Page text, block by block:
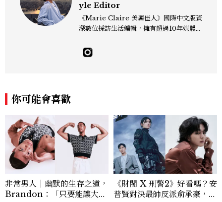
yle Editor
《Marie Claire 美麗佳人》國際中文版資
深數位採訪生活編輯，擁有超過10年媒體與
飯店、奢華旅宿、旅遊景點、航空等領域，
另涉獵3C家電、居家生活範疇，具備實測
pella、Mandarin Oriental、JOAL
I、Raffles、Banyan Tree、IHG、Ma
rriott等頂級飯店集團。 策劃並執行超過7
0篇深度專題「MC開房間」、260 篇以上
「玩咖懶人包」盤點類文章，致力用專業視
角提供讀者最新話題、兼具風格與實用的高
品質生活旅遊靈感內容。 Contact：ben
ny_yang@mctw.com.tw
你可能會喜歡
非常男人｜幽默的生存之道，
Brandon：「只要能讓大家
《財閥 X 刑警2》好看嗎？安
普賢對決最帥反派俞承豪，鄭